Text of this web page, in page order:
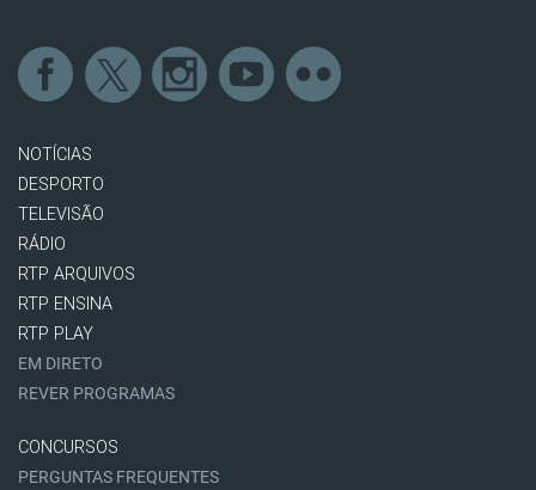
NOTÍCIAS
DESPORTO
TELEVISÃO
RÁDIO
RTP ARQUIVOS
RTP ENSINA
RTP PLAY
EM DIRETO
REVER PROGRAMAS
CONCURSOS
PERGUNTAS FREQUENTES